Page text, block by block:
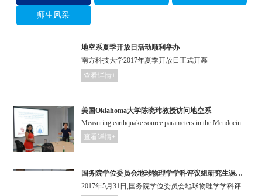
师生风采
地空系夏季开放日活动顺利举办
南方科技大学2017年夏季开放日正式开幕
查看详情+
美国Oklahoma大学陈晓玮教授访问地空系
查看详情+
国务院学位委员会地球物理学学科评议组研究生课程建设讨论会在我校举行
2017年5月31日,国务院学位委员会地球物理学学科评议组研究生课程建设讨论会在我校举行。